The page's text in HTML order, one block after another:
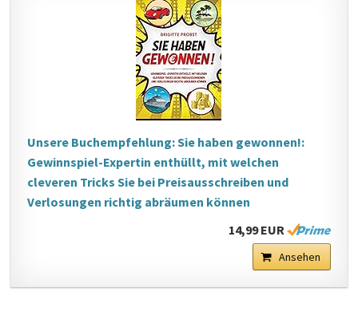
Unsere Buchempfehlung: Sie haben gewonnen!:
Gewinnspiel-Expertin enthüllt, mit welchen
cleveren Tricks Sie bei Preisausschreiben und
Verlosungen richtig abräumen können
14,99 EUR
Ansehen